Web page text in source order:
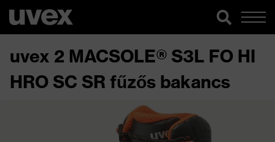
uvex 2 MACSOLE® S3L FO HI
HRO SC SR fűzős bakancs